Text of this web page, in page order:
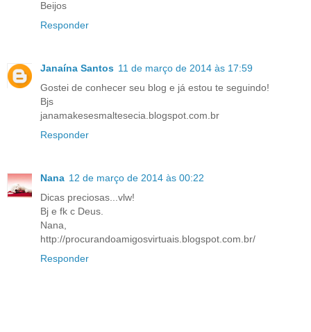
Beijos
Responder
Janaína Santos 11 de março de 2014 às 17:59
Gostei de conhecer seu blog e já estou te seguindo!
Bjs
janamakesesmaltesecia.blogspot.com.br
Responder
Nana 12 de março de 2014 às 00:22
Dicas preciosas...vlw!
Bj e fk c Deus.
Nana,
http://procurandoamigosvirtuais.blogspot.com.br/
Responder